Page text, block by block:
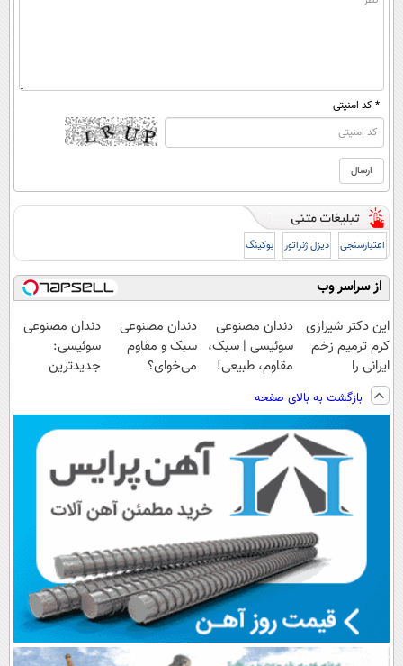
* کد امنیتی
اعتبارسنجی دیزل ژنراتور بوکینگ
از سراسر وب
این دکتر شیرازی
کرم ترمیم زخم
ایرانی را
ساخت!!!
دندان مصنوعی
سوئیسی | سبک،
مقاوم، طبیعی!
رایگان+پرداخت
اقساطی😍
دندان مصنوعی
سبک و مقاوم
می‌خوای؟
📍تهران
دندان مصنوعی
سوئیسی:
جدیدترین
پرداخت قسطی
بازگشت به بالای صفحه